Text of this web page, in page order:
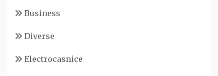
Business
Diverse
Electrocasnice